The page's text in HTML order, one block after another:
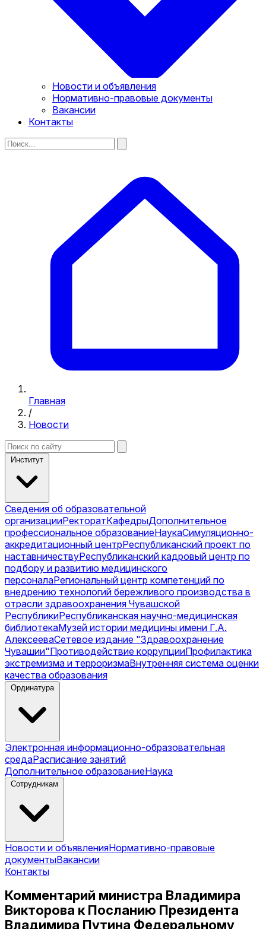
Новости и объявления
Нормативно-правовые документы
Вакансии
Контакты
Главная
/
Новости
Институт
Сведения об образовательной
организацииРекторатКафедрыДополнительное
профессиональное образованиеНаукаСимуляционно-
аккредитационный центрРеспубликанский проект по
наставничествуРеспубликанский кадровый центр по
подбору и развитию медицинского
персоналаРегиональный центр компетенций по
внедрению технологий бережливого производства в
отрасли здравоохранения Чувашской
РеспубликиРеспубликанская научно-медицинская
библиотекаМузей истории медицины имени Г.А.
АлексееваСетевое издание "Здравоохранение
Чувашии"Противодействие коррупцииПрофилактика
экстремизма и терроризмаВнутренняя система оценки
качества образования
Ординатура
Электронная информационно-образовательная
средаРасписание занятий
Дополнительное образованиеНаука
Сотрудникам
Новости и объявленияНормативно-правовые
документыВакансии
Контакты
Комментарий министра Владимира
Викторова к Посланию Президента
Владимира Путина Федеральному